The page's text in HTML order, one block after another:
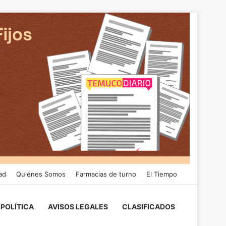
Quiénes Somos Farmacias de turno El Tiempo
POLÍTICA AVISOS LEGALES CLASIFICADOS